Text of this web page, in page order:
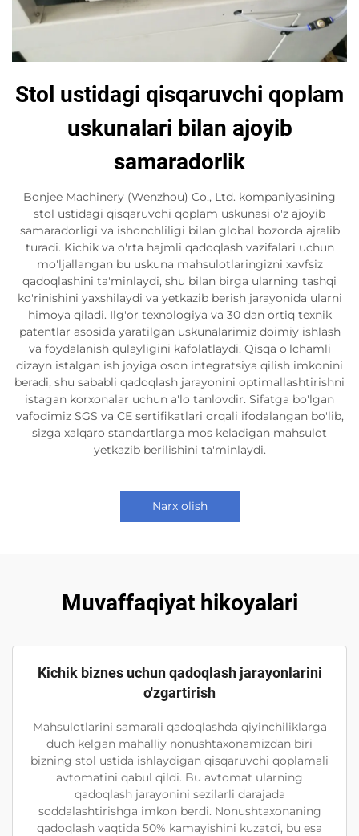
Stol ustidagi qisqaruvchi qoplam
uskunalari bilan ajoyib
samaradorlik
Bonjee Machinery (Wenzhou) Co., Ltd. kompaniyasining
stol ustidagi qisqaruvchi qoplam uskunasi o'z ajoyib
samaradorligi va ishonchliligi bilan global bozorda ajralib
turadi. Kichik va o'rta hajmli qadoqlash vazifalari uchun
mo'ljallangan bu uskuna mahsulotlaringizni xavfsiz
qadoqlashini ta'minlaydi, shu bilan birga ularning tashqi
ko'rinishini yaxshilaydi va yetkazib berish jarayonida ularni
himoya qiladi. Ilg'or texnologiya va 30 dan ortiq texnik
patentlar asosida yaratilgan uskunalarimiz doimiy ishlash
va foydalanish qulayligini kafolatlaydi. Qisqa o'lchamli
dizayn istalgan ish joyiga oson integratsiya qilish imkonini
beradi, shu sababli qadoqlash jarayonini optimallashtirishni
istagan korxonalar uchun a'lo tanlovdir. Sifatga bo'lgan
vafodimiz SGS va CE sertifikatlari orqali ifodalangan bo'lib,
sizga xalqaro standartlarga mos keladigan mahsulot
yetkazib berilishini ta'minlaydi.
Narx olish
Muvaffaqiyat hikoyalari
Kichik biznes uchun qadoqlash jarayonlarini
o'zgartirish
Mahsulotlarini samarali qadoqlashda qiyinchiliklarga
duch kelgan mahalliy nonushtaxonamizdan biri
bizning stol ustida ishlaydigan qisqaruvchi qoplamali
avtomatini qabul qildi. Bu avtomat ularning
qadoqlash jarayonini sezilarli darajada
soddalashtirishga imkon berdi. Nonushtaxonaning
qadoqlash vaqtida 50% kamayishini kuzatdi, bu esa